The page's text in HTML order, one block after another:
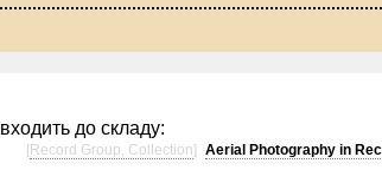
входить до складу:
[Record Group, Collection] Aerial Photography in